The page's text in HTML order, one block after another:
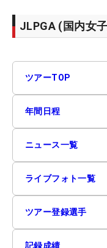
JLPGA (国内女
ツアーTOP
年間日程
ニュース一覧
ライブフォト一覧
ツアー登録選手
記録成績